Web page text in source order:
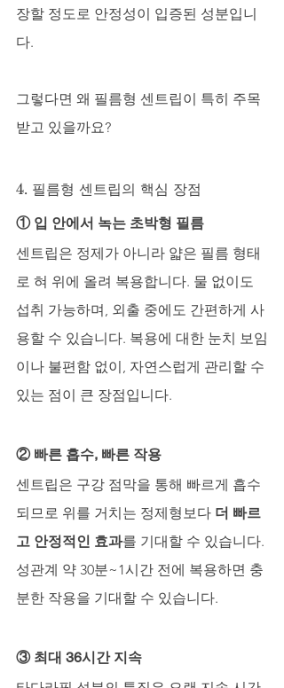
장할 정도로 안정성이 입증된 성분입니
다.
그렇다면 왜 필름형 센트립이 특히 주목
받고 있을까요?
4. 필름형 센트립의 핵심 장점
① 입 안에서 녹는 초박형 필름
센트립은 정제가 아니라 얇은 필름 형태
로 혀 위에 올려 복용합니다. 물 없이도
섭취 가능하며, 외출 중에도 간편하게 사
용할 수 있습니다. 복용에 대한 눈치 보임
이나 불편함 없이, 자연스럽게 관리할 수
있는 점이 큰 장점입니다.
② 빠른 흡수, 빠른 작용
센트립은 구강 점막을 통해 빠르게 흡수
되므로 위를 거치는 정제형보다 더 빠르
고 안정적인 효과를 기대할 수 있습니다.
성관계 약 30분~1시간 전에 복용하면 충
분한 작용을 기대할 수 있습니다.
③ 최대 36시간 지속